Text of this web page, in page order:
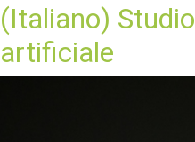
(Italiano)
artificiale